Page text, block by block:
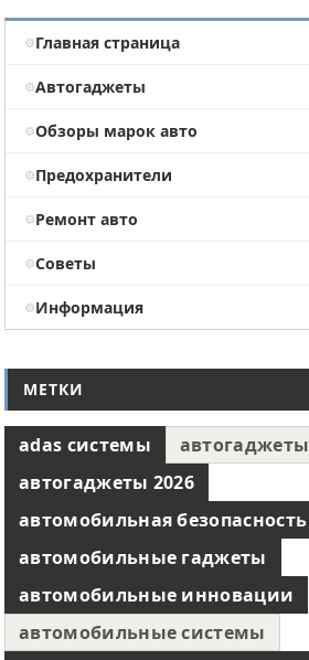
Главная страница
Автогаджеты
Обзоры марок авто
Предохранители
Ремонт авто
Советы
Информация
МЕТКИ
adas системы
автогаджеты
автогаджеты 2026
автомобильная безопасность
автомобильные гаджеты
автомобильные инновации
автомобильные системы